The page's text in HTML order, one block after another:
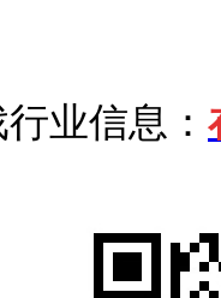
业信息：